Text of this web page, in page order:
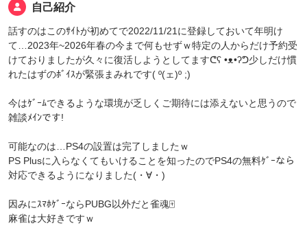
自己紹介
話すのはこのｻｲﾄが初めてで2022/11/21に登録しておいて年明け
て…2023年~2026年春の今まで何もせずｗ特定の人からだけ予約受
けておりましたが久々に復活しようとしてますᕦʕ •ᴥ•ʔᕤ少しだけ慣
れたはずのﾎﾞｲｽが緊張まみれです( º(ェ)º ;)
今はｹﾞｰﾑできるような環境が乏しくご期待には添えないと思うので
雑談ﾒｲﾝです!
可能なのは…PS4の設置は完了しましたｗ
PS Plusに入らなくてもいけることを知ったのでPS4の無料ｹﾞｰなら
対応できるようになりました(・∀・)
因みにｽﾏﾎｹﾞｰならPUBG以外だと雀魂🀄
麻雀は大好きですｗ